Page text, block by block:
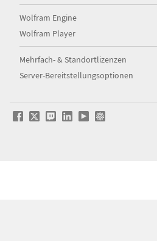
Wolfram Engine
Wolfram Player
Mehrfach- & Standortlizenzen
Server-Bereitstellungsoptionen